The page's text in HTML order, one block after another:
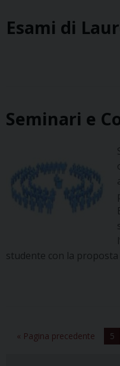
Esami di
Seminari e
studente con la
« Pagina precedente 5